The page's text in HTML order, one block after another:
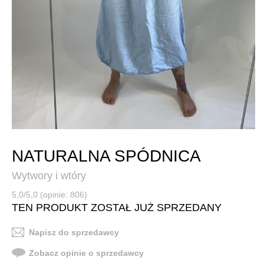
NATURALNA SPÓDNICA
Wytwory i wtóry
5,0/5,0 (opinie: 806)
TEN PRODUKT ZOSTAŁ JUŻ SPRZEDANY
Napisz do sprzedawcy
Zobacz opinie o sprzedawcy